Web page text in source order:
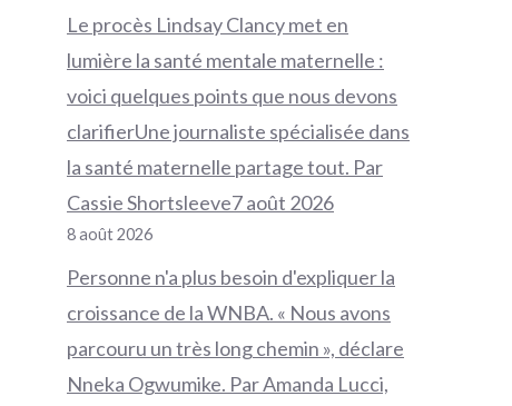
Le procès Lindsay Clancy met en
lumière la santé mentale maternelle :
voici quelques points que nous devons
clarifierUne journaliste spécialisée dans
la santé maternelle partage tout. Par
Cassie Shortsleeve7 août 2026
8 août 2026
Personne n'a plus besoin d'expliquer la
croissance de la WNBA. « Nous avons
parcouru un très long chemin », déclare
Nneka Ogwumike. Par Amanda Lucci,